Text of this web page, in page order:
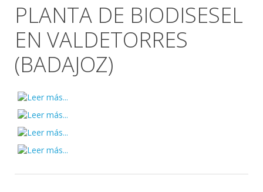
PLANTA DE BIODISESEL
EN VALDETORRES
(BADAJOZ)